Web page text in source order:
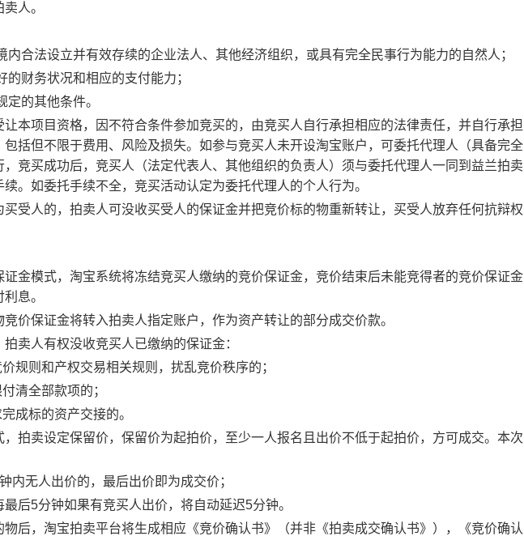
人。
内合法设立并有效存续的企业法人、其他经济组织，或具有完全民事行为能力的自然人；
的财务状况和相应的支付能力；
定的其他条件。
本项目资格，因不符合条件参加竞买的，由竞买人自行承担相应的法律责任，并自行承担
括但不限于费用、风险及损失。 如参与竞买人未开设淘宝账户，可委托代理人（具备完全
，竞买成功后，竞买人（法定代表人、其他组织的负责人）须与委托代理人一同到益兰拍卖
续。如委托手续不全，竞买活动认定为委托代理人的个人行为。
买受人的，拍卖人可没收买受人的保证金并把竞价标的物重新转让，买受人放弃任何抗辩权
证金模式，淘宝系统将冻结竞买人缴纳的竞价保证金，竞价结束后未能竞得者的竞价保证金
息。
竞价保证金将转入拍卖人指定账户，作为资产转让的部分成交价款。
卖人有权没收竞买人已缴纳的保证金：
规则和产权交易相关规则，扰乱竞价秩序的；
清全部款项的；
成标的资产交接的。
拍卖设定保留价，保留价为起拍价，至少一人报名且出价不低于起拍价，方可成交。本次
内无人出价的，最后出价即为成交价；
最后5分钟如果有竞买人出价，将自动延迟5分钟。
后，淘宝拍卖平台将生成相应《竞价确认书》（并非《拍卖成交确认书》），《竞价确认